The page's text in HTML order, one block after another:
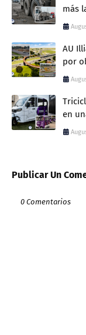
más
AU
por
en
Publicar Un
0 Comentarios